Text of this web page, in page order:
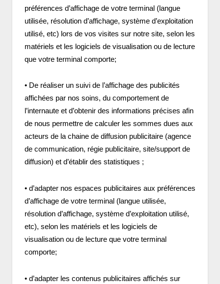
préférences d’affichage de votre terminal (langue
utilisée, résolution d’affichage, système d’exploitation
utilisé, etc) lors de vos visites sur notre site, selon les
matériels et les logiciels de visualisation ou de lecture
que votre terminal comporte;
• De réaliser un suivi de l’affichage des publicités
affichées par nos soins, du comportement de
l’internaute et d’obtenir des informations précises afin
de nous permettre de calculer les sommes dues aux
acteurs de la chaine de diffusion publicitaire (agence
de communication, régie publicitaire, site/support de
diffusion) et d’établir des statistiques ;
• d’adapter nos espaces publicitaires aux préférences
d’affichage de votre terminal (langue utilisée,
résolution d’affichage, système d’exploitation utilisé,
etc), selon les matériels et les logiciels de
visualisation ou de lecture que votre terminal
comporte;
• d’adapter les contenus publicitaires affichés sur